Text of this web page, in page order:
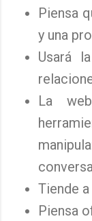
Piensa
y una
Usará
La
Tiende
Piensa